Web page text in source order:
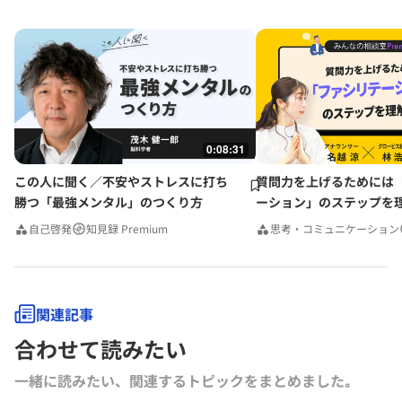
0:08:31
この人に聞く／不安やストレスに打ち
勝つ「最強メンタル」のつくり方
自己啓発 知見録 Premium
質問力を上げるためには
ーション」のステップを
みんなの相談室Premium
思考・コミュニケーション
関連記事
合わせて読みたい
一緒に読みたい、関連するトピックをまとめました｡